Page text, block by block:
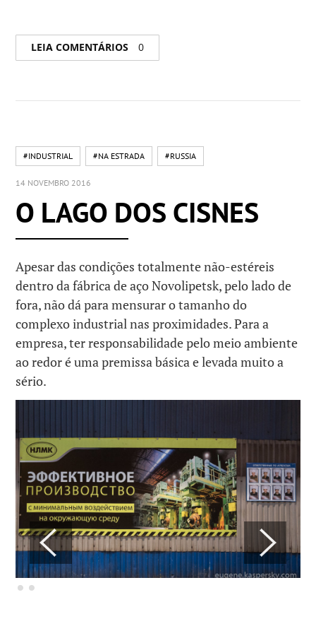
LEIA COMENTÁRIOS 0
#INDUSTRIAL #NA ESTRADA #RUSSIA
14 NOVEMBRO 2016
O LAGO DOS CISNES
Apesar das condições totalmente não-estéreis
dentro da fábrica de aço Novolipetsk, pelo lado de
fora, não dá para mensurar o tamanho do
complexo industrial nas proximidades. Para a
empresa, ter responsabilidade pelo meio ambiente
ao redor é uma premissa básica e levada muito a
sério.